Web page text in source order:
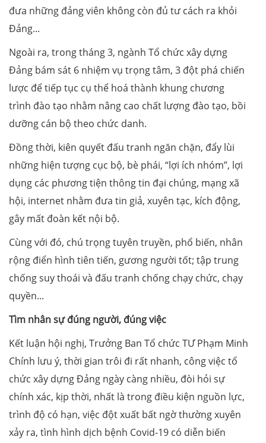
đưa những đảng viên không còn đủ tư cách ra khỏi
Đảng...
Ngoài ra, trong tháng 3, ngành Tổ chức xây dựng
Đảng bám sát 6 nhiệm vụ trọng tâm, 3 đột phá chiến
lược để tiếp tục cụ thể hoá thành khung chương
trình đào tạo nhằm nâng cao chất lượng đào tạo, bồi
dưỡng cán bộ theo chức danh.
Đồng thời, kiên quyết đấu tranh ngăn chặn, đẩy lùi
những hiện tượng cục bộ, bè phái, “lợi ích nhóm”, lợi
dụng các phương tiện thông tin đại chúng, mạng xã
hội, internet nhằm đưa tin giả, xuyên tạc, kích động,
gây mất đoàn kết nội bộ.
Cùng với đó, chú trọng tuyên truyền, phổ biến, nhân
rộng điển hình tiên tiến, gương người tốt; tập trung
chống suy thoái và đấu tranh chống chạy chức, chạy
quyền...
Tìm nhân sự đúng người, đúng việc
Kết luận hội nghị, Trưởng Ban Tổ chức TƯ Phạm Minh
Chính lưu ý, thời gian trôi đi rất nhanh, công việc tổ
chức xây dựng Đảng ngày càng nhiều, đòi hỏi sự
chính xác, kịp thời, nhất là trong điều kiện nguồn lực,
trình độ có hạn, việc đột xuất bất ngờ thường xuyên
xảy ra, tình hình dịch bệnh Covid-19 có diễn biến